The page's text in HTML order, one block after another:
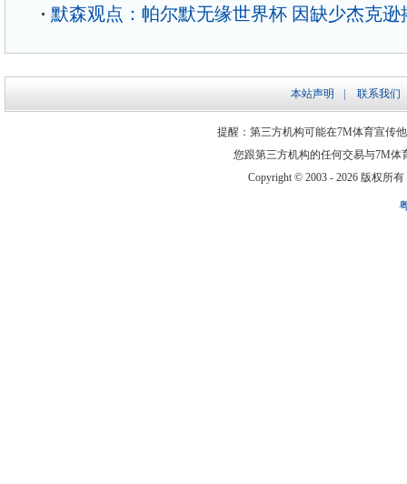
默森观点：帕尔默无缘世界杯 因缺少杰克逊
本站声明 联系我们
提醒：第三方机构可能在7M体育宣传
您跟第三方机构的任何交易与7M
Copyright © 2003 - 2026 版权所有